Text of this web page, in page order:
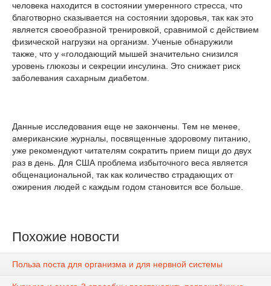
человека находится в состоянии умеренного стресса, что
благотворно сказывается на состоянии здоровья, так как это
является своеобразной тренировкой, сравнимой с действием
физической нагрузки на организм. Ученые обнаружили
также, что у «голодающий мышей значительно снизился
уровень глюкозы и секреции инсулина. Это снижает риск
заболевания сахарным диабетом.
Данные исследования еще не закончены. Тем не менее,
американские журналы, посвященные здоровому питанию,
уже рекомендуют читателям сократить прием пищи до двух
раз в день. Для США проблема избыточного веса является
общенациональной, так как количество страдающих от
ожирения людей с каждым годом становится все больше.
Похожие новости
Польза поста для организма и для нервной системы